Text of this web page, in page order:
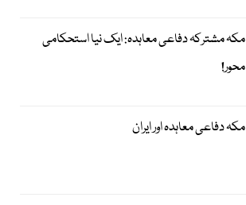
مکہ مشترکہ دفاعی معاہدہ: ایک نیا استحکامی
محور!
مکہ دفاعی معاہدہ اور ایران